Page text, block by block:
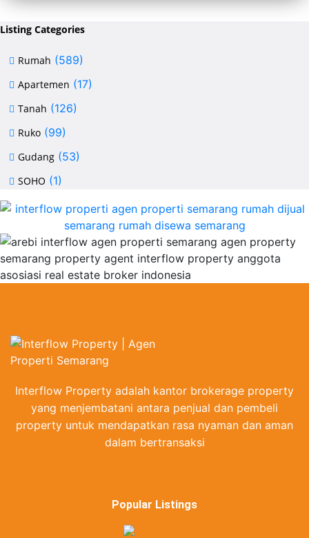
Listing Categories
Rumah (589)
Apartemen (17)
Tanah (126)
Ruko (99)
Gudang (53)
SOHO (1)
Interflow Property adalah kantor brokerage property
yang menjembatani antara penjual dan pembeli
property untuk mendapatkan rasa nyaman dan aman
dalam bertransaksi
Popular Listings